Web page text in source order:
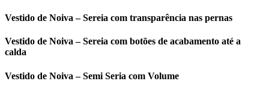
Vestido de Noiva – Sereia com transparência nas pernas
Vestido de Noiva – Sereia com botões de acabamento até a
calda
Vestido de Noiva – Semi Seria com Volume